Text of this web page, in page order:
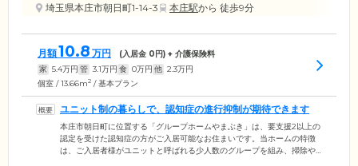
埼玉県本庄市朝日町1-14-3
本庄駅から 徒歩9分
月額10.8 万円 (入居金 0円) + 介護保険料
家 5.4万円 管 3.1万円 食 0万円 他 2.3万円
個室 / 13.66m2 / 基本プラン
ユニット制の暮らしで、認知症の進行抑制が期待できます
本庄市朝日町に位置する「グループホームやまぶき」は、要支援2以上の
認定を受けた認知症の方がご入居可能なお住まいです。当ホームの特徴
は、ご入居者様がユニットと呼ばれる少人数のグループを組み、掃除や